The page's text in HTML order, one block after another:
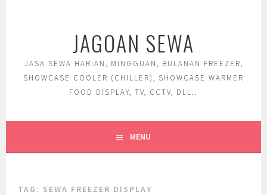
JAGOAN SEWA
JASA SEWA HARIAN, MINGGUAN, BULANAN FREEZER,
SHOWCASE COOLER (CHILLER), SHOWCASE WARMER
FOOD DISPLAY, TV, CCTV, DLL..
MENU
TAG: SEWA FREEZER DISPLAY